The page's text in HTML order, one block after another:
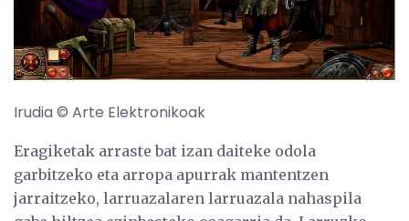
Irudia © Arte Elektronikoak
Eragiketak arraste bat izan daiteke odola
garbitzeko eta arropa apurrak mantentzen
jarraitzeko, larruazalaren larruazala nahaspila